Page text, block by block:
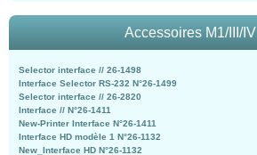
Accessoires M1/III/IV
Selector interface // 26-1498
Interface Selector RS-232 N°26-1499
Selector interface // 26-2820
Interface // N°26-1411
New-Printer Interface N°26-1411
Interface HD modèle 1 N°26-1132
New_Interface HD N°26-1132